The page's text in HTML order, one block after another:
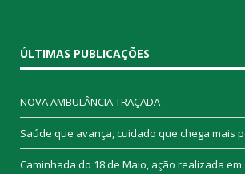
ÚLTIMAS PUBLICAÇÕES
NOVA AMBULÂNCIA TRAÇADA
Saúde que avança, cuidado que chega mais
Caminhada do 18 de Maio, ação realizada